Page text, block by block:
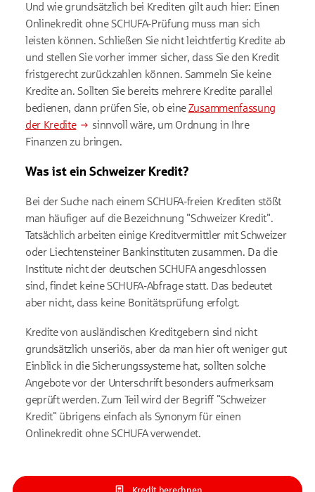
Und wie grundsätzlich bei Krediten gilt auch hier: Einen
Onlinekredit ohne SCHUFA-Prüfung muss man sich
leisten können. Schließen Sie nicht leichtfertig Kredite ab
und stellen Sie vorher immer sicher, dass Sie den Kredit
fristgerecht zurückzahlen können. Sammeln Sie keine
Kredite an. Sollten Sie bereits mehrere Kredite parallel
bedienen, dann prüfen Sie, ob eineZusammenfassung
der Kredite
sinnvoll wäre, um Ordnung in Ihre
Finanzen zu bringen.
Was ist ein Schweizer Kredit?
Bei der Suche nach einem SCHUFA-freien Krediten stößt
man häufiger auf die Bezeichnung "Schweizer Kredit".
Tatsächlich arbeiten einige Kreditvermittler mit Schweizer
oder Liechtensteiner Bankinstituten zusammen. Da die
Institute nicht der deutschen SCHUFA angeschlossen
sind, findet keine SCHUFA-Abfrage statt. Das bedeutet
aber nicht, dass keine Bonitätsprüfung erfolgt.
Kredite von ausländischen Kreditgebern sind nicht
grundsätzlich unseriös, aber da man hier oft weniger gut
Einblick in die Sicherungssysteme hat, sollten solche
Angebote vor der Unterschrift besonders aufmerksam
geprüft werden. Zum Teil wird der Begriff "Schweizer
Kredit" übrigens einfach als Synonym für einen
Onlinekredit ohne SCHUFA verwendet.